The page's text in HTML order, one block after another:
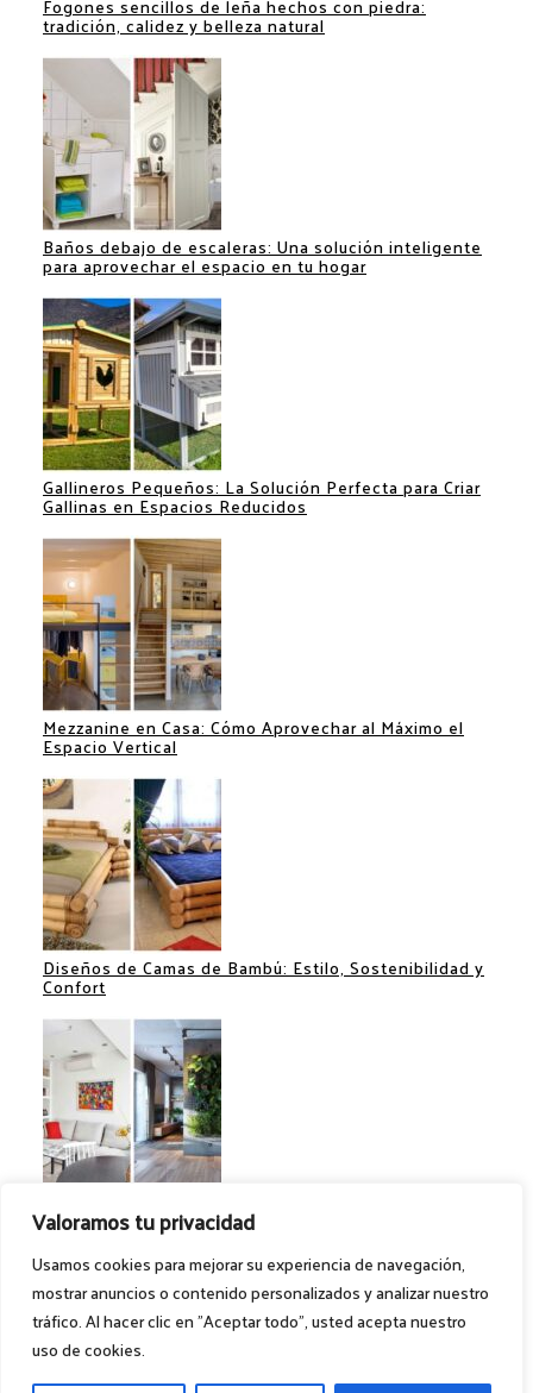
Valoramos tu privacidad
Usamos cookies para mejorar su experiencia de navegación,
mostrar anuncios o contenido personalizados y analizar nuestro
tráfico. Al hacer clic en "Aceptar todo", usted acepta nuestro
uso de cookies.
Fogones sencillos de leña hechos con piedra:
tradición, calidez y belleza natural
Baños debajo de escaleras: Una solución inteligente
para aprovechar el espacio en tu hogar
Gallineros Pequeños: La Solución Perfecta para Criar
Gallinas en Espacios Reducidos
Mezzanine en Casa: Cómo Aprovechar al Máximo el
Espacio Vertical
Diseños de Camas de Bambú: Estilo, Sostenibilidad y
Confort
Separadores de Espacios: Ideas Creativas para
Optimizar tu Hogar
Ideas para el hogar. @2024 – Todos los
derechos reservados. 1MILLONIDEAS.COM